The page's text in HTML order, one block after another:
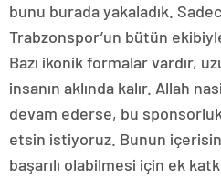
bunu burada yakaladık.
Trabzonspor’un bütün
Bazı ikonik formalar vardır,
insanın aklında kalır. Allah
devam ederse, bu
etsin istiyoruz. Bunun
başarılı olabilmesi için ek